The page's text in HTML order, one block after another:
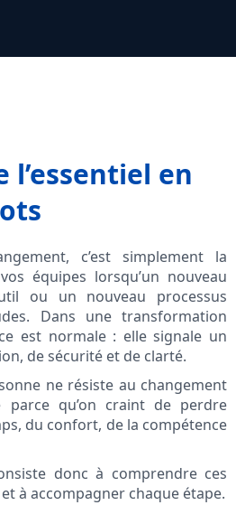
l’essentiel en
c’est simplement la
équipes lorsqu’un nouveau
ou un nouveau processus
Dans une transformation
est normale : elle signale un
de sécurité et de clarté.
ne résiste au changement
parce qu’on craint de perdre
du confort, de la compétence
donc à comprendre ces
à accompagner chaque étape.